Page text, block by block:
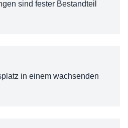
sind fester Bestandteil
in einem wachsenden